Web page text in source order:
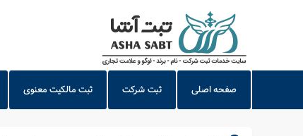
صفحه اصلی ثبت شرکت ثبت مالکیت معنوی